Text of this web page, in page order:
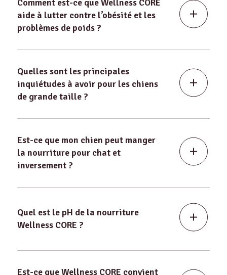
Comment est-ce que Wellness CORE
aide à lutter contre l’obésité et les
problèmes de poids ?
Quelles sont les principales
inquiétudes à avoir pour les chiens
de grande taille ?
Est-ce que mon chien peut manger
la nourriture pour chat et
inversement ?
Quel est le pH de la nourriture
Wellness CORE ?
Est-ce que Wellness CORE convient